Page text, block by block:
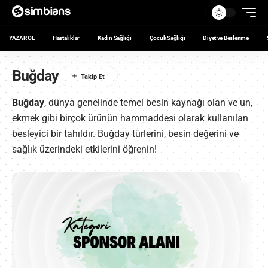
YAZAR OL Hastalıklar Kadın Sağlığı Çocuk Sağlığı Diyet ve Beslenme
Buğday
Buğday, dünya genelinde temel besin kaynağı olan ve un,
ekmek gibi birçok ürünün hammaddesi olarak kullanılan
besleyici bir tahıldır. Buğday türlerini, besin değerini ve
sağlık üzerindeki etkilerini öğrenin!